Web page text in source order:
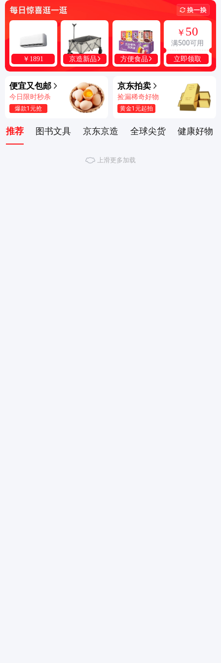
立即领取
￥ 50
满500可用
方便食品
京造新品
￥ 1891
便宜又包邮
今日限时秒杀
爆款1元抢
京东拍卖
捡漏稀奇好物
黄金1元起拍
推荐 图书文具 京东京造 全球尖货 健康好物
上滑更多加载